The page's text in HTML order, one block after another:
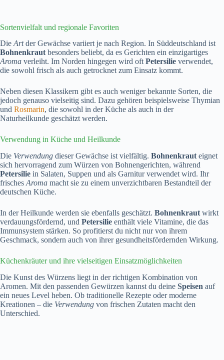
Sortenvielfalt und regionale Favoriten
DieArtder Gewächse variiert je nach Region. In Süddeutschland ist
Bohnenkrautbesonders beliebt, da es Gerichten ein einzigartiges
Aroma verleiht. Im Norden hingegen wird oftPetersilie verwendet,
die sowohl frisch als auch getrocknet zum Einsatz kommt.
Neben diesen Klassikern gibt es auch weniger bekannte Sorten, die
jedoch genauso vielseitig sind. Dazu gehören beispielsweise Thymian
und Rosmarin, die sowohl in der Küche als auch in der
Naturheilkunde geschätzt werden.
Verwendung in Küche und Heilkunde
Die Verwendung dieser Gewächse ist vielfältig. Bohnenkraut eignet
sich hervorragend zum Würzen von Bohnengerichten, während
Petersilie in Salaten, Suppen und als Garnitur verwendet wird. Ihr
frisches Aroma macht sie zu einem unverzichtbaren Bestandteil der
deutschen Küche.
In der Heilkunde werden sie ebenfalls geschätzt. Bohnenkraut wirkt
verdauungsfördernd, und Petersilie enthält viele Vitamine, die das
Immunsystem stärken. So profitierst du nicht nur von ihrem
Geschmack, sondern auch von ihrer gesundheitsfördernden Wirkung.
Küchenkräuter und ihre vielseitigen Einsatzmöglichkeiten
Die Kunst des Würzens liegt in der richtigen Kombination von
Aromen. Mit den passenden Gewürzen kannst du deine Speisen auf
ein neues Level heben. Ob traditionelle Rezepte oder moderne
Kreationen – die Verwendung von frischen Zutaten macht den
Unterschied.